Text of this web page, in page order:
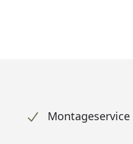
Montageservice